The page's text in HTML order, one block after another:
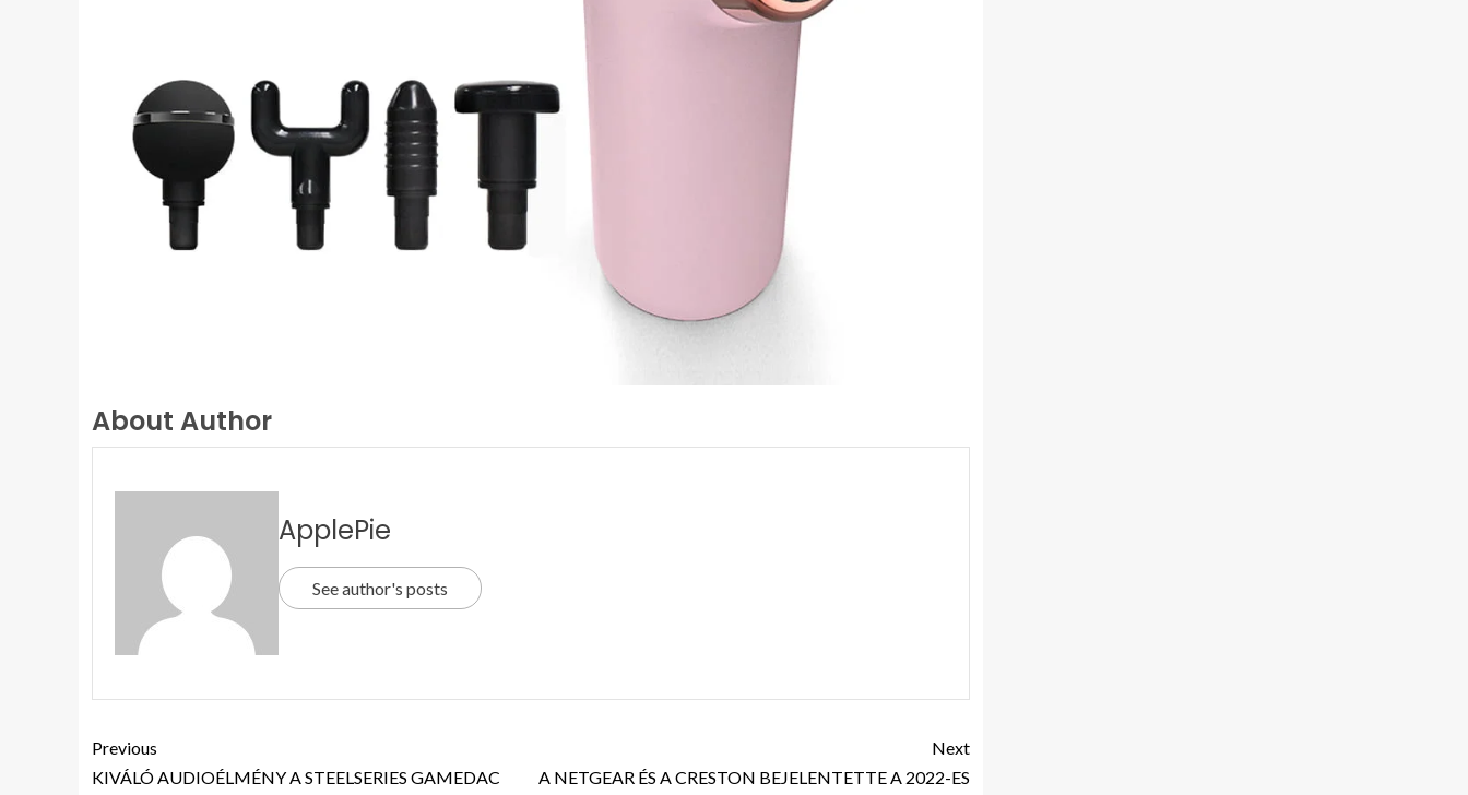
About Author
ApplePie
See author's posts
Previous
KIVÁLÓ AUDIOÉLMÉNY A STEELSERIES GAMEDAC
Next
A NETGEAR ÉS A CRESTON BEJELENTETTE A 2022-ES